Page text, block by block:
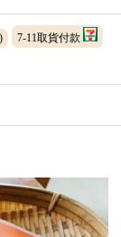
7-11取貨付款